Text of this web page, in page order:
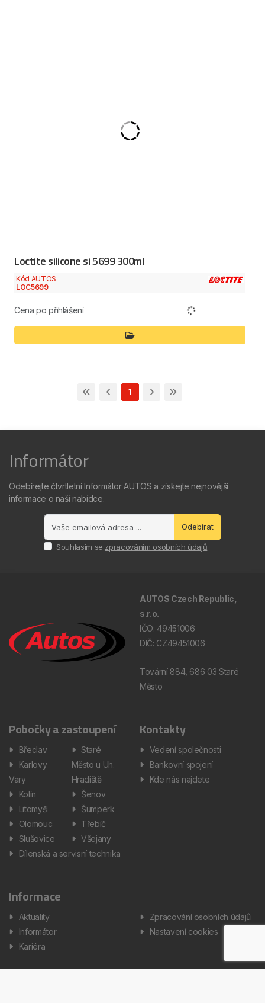
Loctite silicone si 5699 300ml
Kód AUTOS
LOC5699
Cena po přihlášení
1
Informátor
Odebírejte čtvrtletní Informátor AUTOS a získejte nejnovější
informace o naší nabídce.
Odebírat
Souhlasím se zpracováním osobních údajů.
AUTOS Czech Republic,
s.r.o.
IČO: 49451006
DIČ: CZ49451006
Tovární 884, 686 03 Staré
Město
Pobočky a zastoupení
Břeclav
Karlovy
Vary
Kolín
Litomyšl
Olomouc
Slušovice
Staré
Město u Uh.
Hradiště
Šenov
Šumperk
Třebíč
Všejany
Dílenská a servisní technika
Kontakty
Vedení společnosti
Bankovní spojení
Kde nás najdete
Informace
Aktuality
Informátor
Kariéra
Zpracování osobních údajů
Nastavení cookies